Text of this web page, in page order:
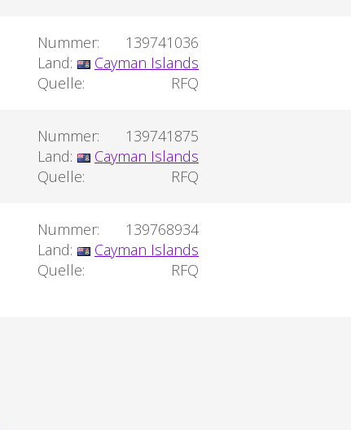
Nummer:
139741036
Land:
Cayman Islands
Quelle:
RFQ
Nummer:
139741875
Land:
Cayman Islands
Quelle:
RFQ
Nummer:
139768934
Land:
Cayman Islands
Quelle:
RFQ